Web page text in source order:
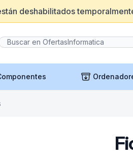
deshabilitados